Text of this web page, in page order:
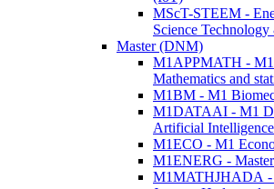
MScT-STEEM -
Science
Master (DNM)
M1APPMATH -
Mathematics and
M1BM - M1
M1DATAAI - M1
Artificial Intelligence
M1ECO - M1
M1ENERG -
M1MATHJHADA -